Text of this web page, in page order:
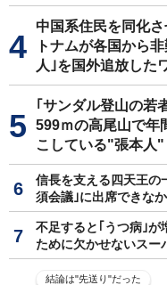
中国系住民を同化
トナムが各国から
人｣を国外追放した
｢サンダル登山の若
599ｍの高尾山で年
こしている"張本人"
信長を支える四天王
須会議｣に出席できな
不足すると｢うつ病｣
ために欠かせないスー
結論は"先送り"だった